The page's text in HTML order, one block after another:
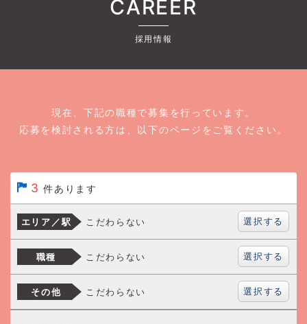
CAREER
採用情報
現在、下記の職種で募集を行っています。
応募を検討される方は、以下のページをご覧ください。
3 件あります
エリア／駅 こだわらない 選択する
職種 こだわらない 選択する
その他 こだわらない 選択する